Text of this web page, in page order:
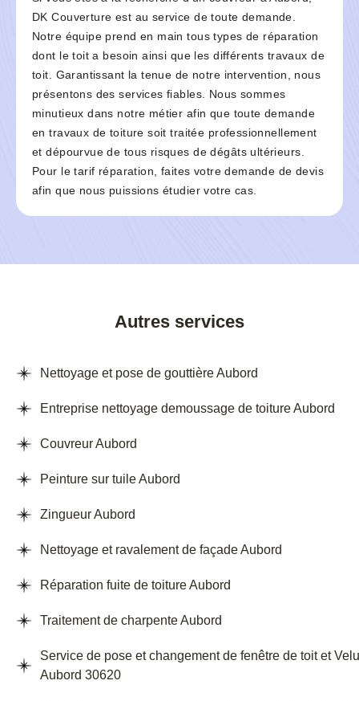
DK Couverture est au service de toute demande.
Notre équipe prend en main tous types de réparation
dont le toit a besoin ainsi que les différents travaux de
toit. Garantissant la tenue de notre intervention, nous
présentons des services fiables. Nous sommes
minutieux dans notre métier afin que toute demande
en travaux de toiture soit traitée professionnellement
et dépourvue de tous risques de dégâts ultérieurs.
Pour le tarif réparation, faites votre demande de devis
afin que nous puissions étudier votre cas.
Autres services
Nettoyage et pose de gouttière Aubord
Entreprise nettoyage demoussage de toiture Aubord
Couvreur Aubord
Peinture sur tuile Aubord
Zingueur Aubord
Nettoyage et ravalement de façade Aubord
Réparation fuite de toiture Aubord
Traitement de charpente Aubord
Service de pose et changement de fenêtre de toit et
Aubord 30620